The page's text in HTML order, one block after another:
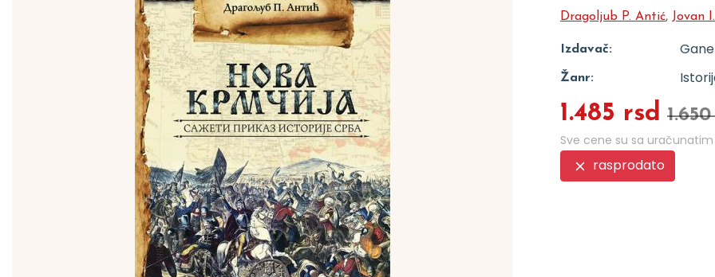
Dragoljub P. Antić, Jovan
Izdavač:
Žanr:
1.485 rsd
Sve cene su sa
rasprodato